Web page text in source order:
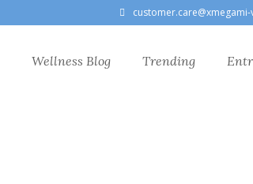
Wellness Blog Trending